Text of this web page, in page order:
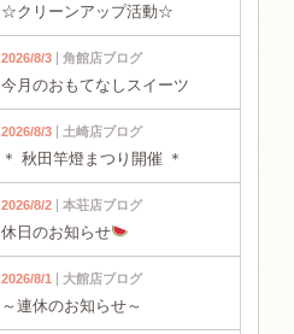
☆クリーンアップ活動☆
2026/8/3 角館店ブログ
今月のおもてなしスイーツ
2026/8/3 土崎店ブログ
＊ 秋田竿燈まつり開催 ＊
2026/8/2 本荘店ブログ
休日のお知らせ
2026/8/1 大館店ブログ
～連休のお知らせ～